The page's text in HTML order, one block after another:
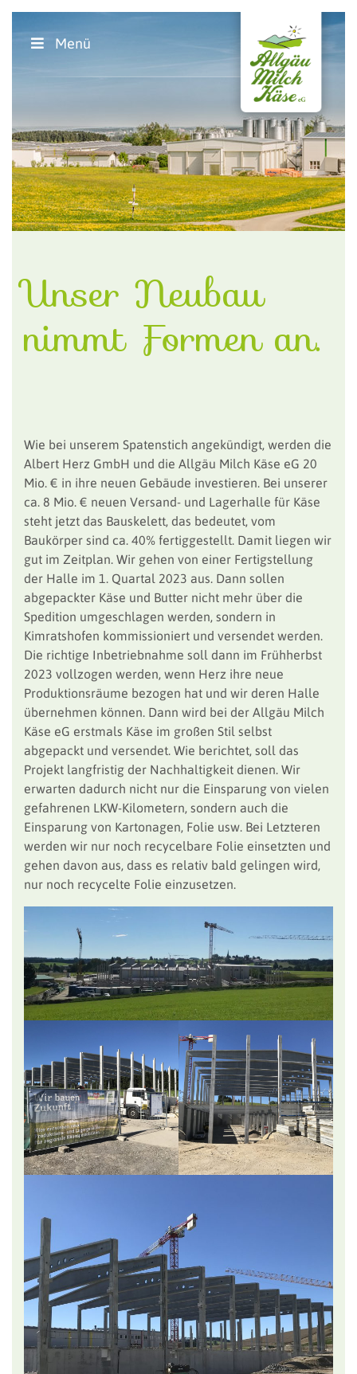
Menü
Unser Neubau
nimmt Formen an.
Wie bei unserem Spatenstich angekündigt, werden die
Albert Herz GmbH und die Allgäu Milch Käse eG 20
Mio. € in ihre neuen Gebäude investieren. Bei unserer
ca. 8 Mio. € neuen Versand- und Lagerhalle für Käse
steht jetzt das Bauskelett, das bedeutet, vom
Baukörper sind ca. 40% fertiggestellt. Damit liegen wir
gut im Zeitplan. Wir gehen von einer Fertigstellung
der Halle im 1. Quartal 2023 aus. Dann sollen
abgepackter Käse und Butter nicht mehr über die
Spedition umgeschlagen werden, sondern in
Kimratshofen kommissioniert und versendet werden.
Die richtige Inbetriebnahme soll dann im Frühherbst
2023 vollzogen werden, wenn Herz ihre neue
Produktionsräume bezogen hat und wir deren Halle
übernehmen können. Dann wird bei der Allgäu Milch
Käse eG erstmals Käse im großen Stil selbst
abgepackt und versendet. Wie berichtet, soll das
Projekt langfristig der Nachhaltigkeit dienen. Wir
erwarten dadurch nicht nur die Einsparung von vielen
gefahrenen LKW-Kilometern, sondern auch die
Einsparung von Kartonagen, Folie usw. Bei Letzteren
werden wir nur noch recycelbare Folie einsetzten und
gehen davon aus, dass es relativ bald gelingen wird,
nur noch recycelte Folie einzusetzen.